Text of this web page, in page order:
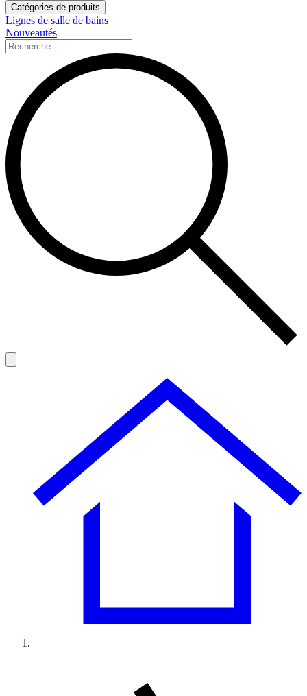
Catégories de produits
Lignes de salle de bains
Nouveautés